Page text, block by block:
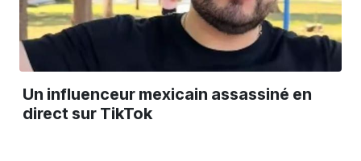
Un influenceur mexicain assassiné en
direct sur TikTok